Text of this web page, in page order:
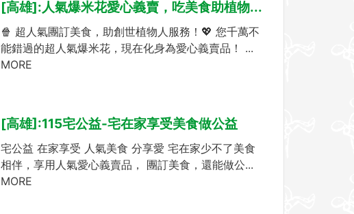
[高雄]:人氣爆米花愛心義賣，吃美食助植物...
🍿 超人氣團訂美食，助創世植物人服務！💖 您千萬不
能錯過的超人氣爆米花，現在化身為愛心義賣品！ ...
MORE
[高雄]:115宅公益-宅在家享受美食做公益
宅公益 在家享受 人氣美食 分享愛 宅在家少不了美食
相伴，享用人氣愛心義賣品， 團訂美食，還能做公...
MORE